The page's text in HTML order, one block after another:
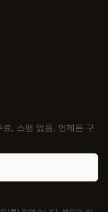
, 스팸 없음, 언제든 구